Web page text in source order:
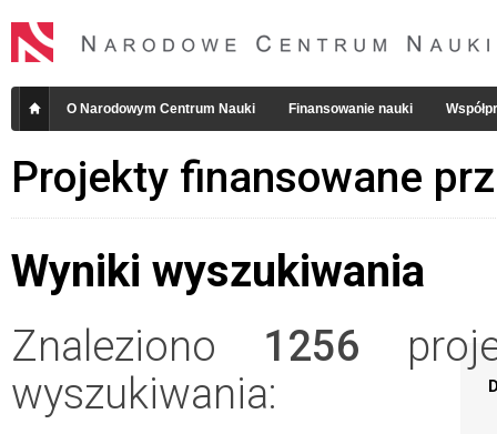
O Narodowym Centrum Nauki Finansowanie nauki
Projekty finansowane
Wyniki wyszukiwania
Znaleziono 1256
wyszukiwania: